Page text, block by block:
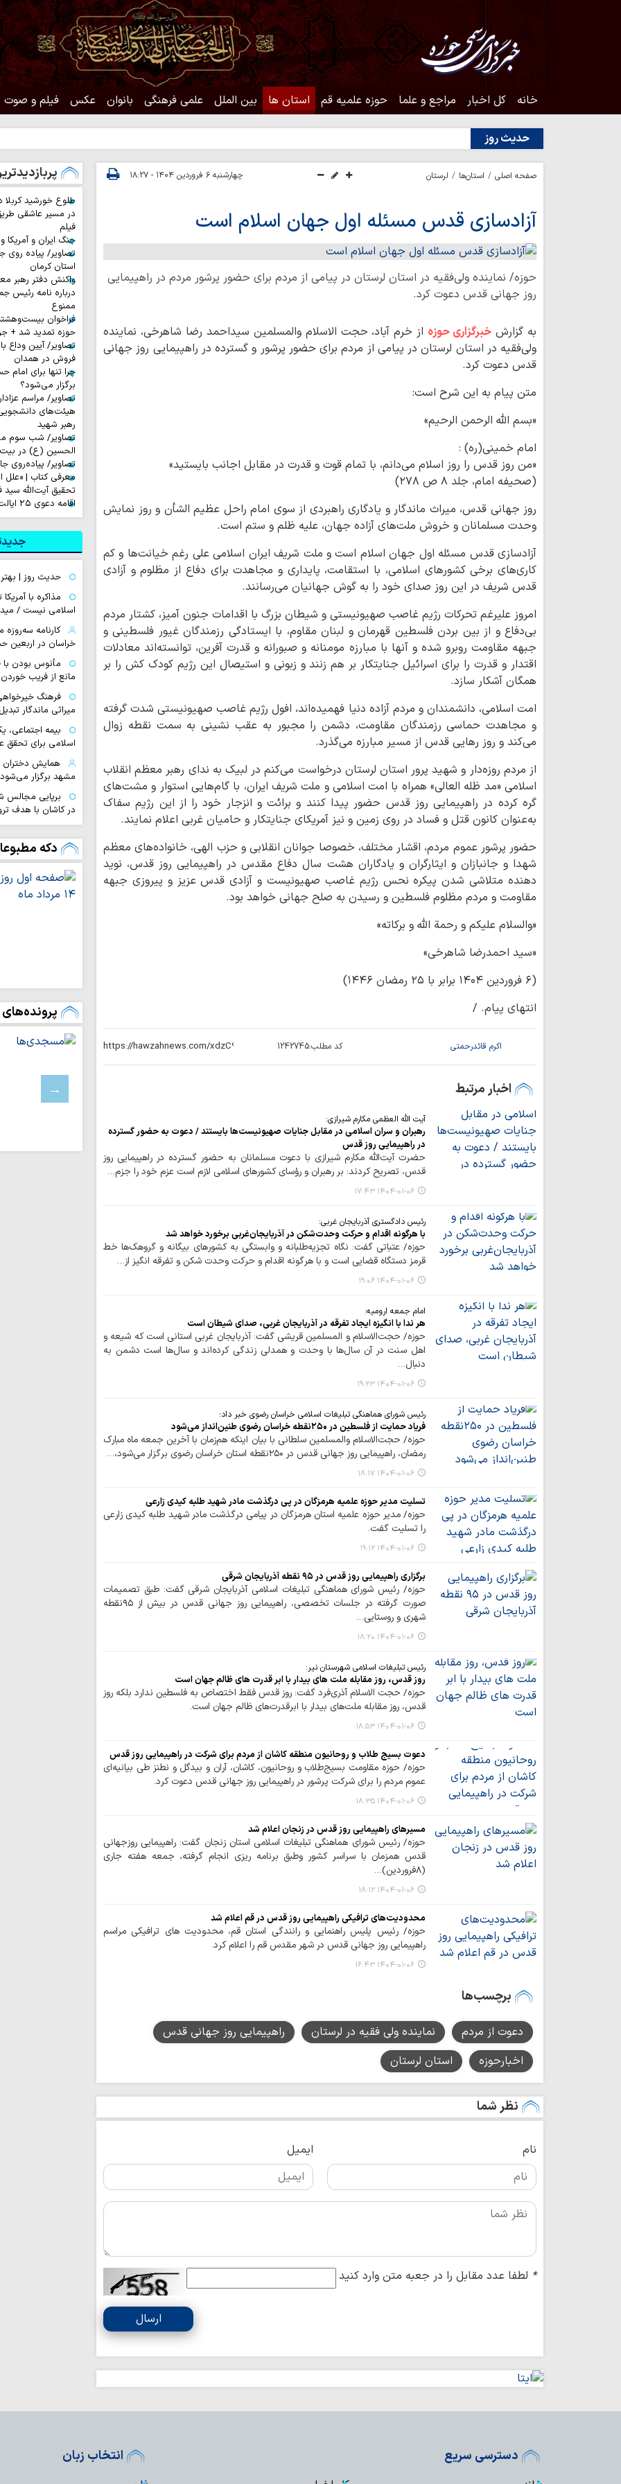
خانه کل اخبار مراجع و علما حوزه علمیه قم استان ها بین الملل علمی فرهنگی بانوان عکس فیلم و صوت
حدیث روز حدیث
صفحه اصلی استان‌ها لرستان چهارشنبه ۶ فروردین ۱۴۰۴ - ۱۸:۲۷
آزادسازی قدس مسئله اول جهان اسلام است
حوزه/ نماینده ولی‌فقیه در استان لرستان در پیامی از مردم برای حضور پرشور مردم در راهپیمایی
روز جهانی قدس دعوت کرد.
به گزارش خبرگزاری حوزه از خرم آباد، حجت الاسلام والمسلمین سیداحمد رضا شاهرخی، نماینده
ولی‌فقیه در استان لرستان در پیامی از مردم برای حضور پرشور و گسترده در راهپیمایی روز جهانی
قدس دعوت کرد.
متن پیام به این شرح است:
«بسم الله الرحمن الرحیم»
امام خمینی(ره) :
«من روز قدس را روز اسلام می‌دانم، با تمام قوت و قدرت در مقابل اجانب بایستید»
(صحیفه امام، جلد ۸ ص ۲۷۸)
روز جهانی قدس، میراث ماندگار و یادگاری راهبردی از سوی امام راحل عظیم الشأن و روز نمایش
وحدت مسلمانان و خروش ملت‌های آزاده جهان، علیه ظلم و ستم است.
آزادسازی قدس مسئله اول جهان اسلام است و ملت شریف ایران اسلامی علی رغم خیانت‌ها و کم
کاری‌های برخی کشورهای اسلامی، با استقامت، پایداری و مجاهدت برای دفاع از مظلوم و آزادی
قدس شریف در این روز صدای خود را به گوش جهانیان می‌رسانند.
امروز علیرغم تحرکات رژیم غاصب صهیونیستی و شیطان بزرگ با اقدامات جنون آمیز، کشتار مردم
بی‌دفاع و از بین بردن فلسطین قهرمان و لبنان مقاوم، با ایستادگی رزمندگان غیور فلسطینی و
جبهه مقاومت روبرو شده و آنها با مبارزه مومنانه و صبورانه و قدرت آفرین، توانسته‌اند معادلات
اقتدار و قدرت را برای اسرائیل جنایتکار بر هم زنند و زبونی و استیصال این رژیم کودک کش را بر
همگان آشکار سازد.
امت اسلامی، دانشمندان و مردم آزاده دنیا فهمیده‌اند، افول رژیم غاصب صهیونیستی شدت گرفته
و مجاهدت حماسی رزمندگان مقاومت، دشمن را مجبور به عقب نشینی به سمت نقطه زوال
می‌کند و روز رهایی قدس از مسیر مبارزه می‌گذرد.
از مردم روزه‌دار و شهید پرور استان لرستان درخواست می‌کنم در لبیک به ندای رهبر معظم انقلاب
اسلامی «مد ظله العالی» همراه با امت اسلامی و ملت شریف ایران، با گام‌هایی استوار و مشت‌های
گره کرده در راهپیمایی روز قدس حضور پیدا کنند و برائت و انزجار خود را از این رژیم سفاک
به‌عنوان کانون قتل و فساد در روی زمین و نیز آمریکای جنایتکار و حامیان غربی اعلام نمایند.
حضور پرشور عموم مردم، اقشار مختلف، خصوصا جوانان انقلابی و حزب الهی، خانواده‌های معظم
شهدا و جانبازان و ایثارگران و یادگاران هشت سال دفاع مقدس در راهپیمایی روز قدس، نوید
دهنده متلاشی شدن پیکره نحس رژیم غاصب صهیونیست و آزادی قدس عزیز و پیروزی جبهه
مقاومت و مردم مظلوم فلسطین و رسیدن به صلح جهانی خواهد بود.
«والسلام علیکم و رحمة الله و برکاته»
«سید احمدرضا شاهرخی»
(۶ فروردین ۱۴۰۴ برابر با ۲۵ رمضان ۱۴۴۶)
انتهای پیام. /
اکرم قائدرحمتی کد مطلب:1242745
اخبار مرتبط
آیت الله العظمی مکارم شیرازی:
رهبران و سران اسلامی در مقابل جنایات صهیونیست‌ها بایستند / دعوت به حضور گسترده
در راهپیمایی روز قدس
حضرت آیت‌الله مکارم شیرازی با دعوت مسلمانان به حضور گسترده در راهپیمایی روز
قدس، تصریح کردند: بر رهبران و رؤسای کشورهای اسلامی لازم است عزم خود را جزم…
۱۴۰۴-۰۱-۰۶ ۱۷:۴۳
رئیس دادگستری آذربایجان غربی:
با هرگونه اقدام و حرکت وحدت‌شکن در آذربایجان‌غربی برخورد خواهد شد
حوزه/ عتباتی گفت: نگاه تجزیه‌طلبانه و وابستگی به کشورهای بیگانه و گروهک‌ها خط
قرمز دستگاه قضایی است و با هرگونه اقدام و حرکت وحدت شکن و تفرقه انگیز از…
۱۴۰۴-۰۱-۰۶ ۱۹:۰۶
امام جمعه ارومیه:
هر ندا با انگیزه ایجاد تفرقه در آذربایجان‌ غربی، صدای شیطان است
حوزه/ حجت‌الاسلام و المسلمین قریشی گفت: آذربایجان‌ غربی استانی است که شیعه و
اهل سنت در آن سال‌ها با وحدت و همدلی زندگی کرده‌اند و سال‌ها است دشمن به
دنبال…
۱۴۰۴-۰۱-۰۶ ۱۹:۲۳
رئیس شورای هماهنگی تبلیغات اسلامی خراسان رضوی خبر داد؛
فریاد حمایت از فلسطین در ۲۵۰نقطه خراسان رضوی طنین‌انداز می‌شود
حوزه/ حجت‌الاسلام والمسلمین سلطانی با بیان اینکه هم‌زمان با آخرین جمعه ماه مبارک
رمضان، راهپیمایی روز جهانی قدس در ۲۵۰نقطه استان خراسان رضوی برگزار می‌شود،…
۱۴۰۴-۰۱-۰۶ ۱۸:۱۷
تسلیت مدیر حوزه علمیه هرمزگان در پی درگذشت مادر شهید طلبه کیدی زارعی
حوزه/ مدیر حوزه‌ علمیه استان هرمزگان در پیامی درگذشت مادر شهید طلبه کیدی زارعی
را تسلیت گفت.
۱۴۰۴-۰۱-۰۶ ۱۹:۱۲
برگزاری راهپیمایی روز قدس در ۹۵ نقطه آذربایجان شرقی
حوزه/ رئیس شورای هماهنگی تبلیغات اسلامی آذربایجان شرقی گفت: طبق تصمیمات
صورت گرفته در جلسات تخصصی، راهپیمایی روز جهانی قدس در بیش از ۹۵نقطه
شهری و روستایی…
۱۴۰۴-۰۱-۰۶ ۱۸:۲۰
رئیس تبلیغات اسلامی شهرستان نیر:
روز قدس، روز مقابله ملت های بیدار با ابر قدرت های ظالم جهان است
حوزه/ حجت الاسلام آذری‌فرد گفت: روز قدس فقط اختصاص به فلسطین ندارد بلکه روز
قدس، روز مقابله ملت‌های بیدار با ابرقدرت‌های ظالم جهان است.
۱۴۰۴-۰۱-۰۶ ۱۸:۵۳
دعوت بسیج طلاب و روحانیون منطقه کاشان از مردم برای شرکت در راهپیمایی روز قدس
حوزه/ حوزه مقاومت بسیج‌طلاب‌ و روحانیون، کاشان، آران و بیدگل و نطنز طی بیانیه‌ای
عموم مردم را برای شرکت پرشور در راهپیمایی روز جهانی قدس دعوت کرد.
۱۴۰۴-۰۱-۰۶ ۱۸:۳۵
مسیرهای راهپیمایی روز قدس در زنجان اعلام شد
حوزه/ رئیس شورای هماهنگی تبلیغات اسلامی استان زنجان گفت: راهپیمایی روزجهانی
قدس همزمان با سراسر کشور وطبق برنامه ریزی انجام گرفته، جمعه هفته جاری
(۸فروردین)…
۱۴۰۴-۰۱-۰۶ ۱۸:۱۲
محدودیت‌های ترافیکی راهپیمایی روز قدس در قم اعلام شد
حوزه/ رئیس پلیس راهنمایی و رانندگی استان قم، محدودیت های ترافیکی مراسم
راهپیمایی روز جهانی قدس در شهر مقدس قم را اعلام کرد.
۱۴۰۴-۰۱-۰۶ ۱۶:۴۳
برچسب‌ها
دعوت از مردم نماینده ولی فقیه در لرستان
راهپیمایی روز جهانی قدس
اخبارحوزه
استان لرستان
نظر شما
نام ایمیل
* لطفا عدد مقابل را در جعبه متن وارد کنید
ارسال
طلوع خورشید کربلا
در مسیر عاشقی
فیلم
جنگ ایران و آمریکا
تصاویر/ پیاده روی
استان کرمان
واکنش دفتر رهبر
درباره نامه رئیس
ممنوع
فراخوان
حوزه تمدید شد +
تصاویر/ آیین وداع
فروش در همدان
چرا تنها برای
برگزار می‌شود؟
تصاویر/ مراسم
هیئت‌های
رهبر شهید
تصاویر/ شب سوم
الحسین (ع) در بیت
تصاویر/ پیاده‌روی
معرفی کتاب | «علل
تحقیق آیت‌الله سید
اقامه دعوی ۲۵ ایالت آمریکا علیه ترامپ
حدیث روز |
مذاکره با
اسلامی نیست /
کارنامه
خراسان در اربعین
مأنوس بودن با
مانع از فریب
فرهنگ
میراثی ماندگار
بیمه اجتماعی،
اسلامی برای تحقق
مشهد برگزار می‌شود
برپایی مجالس
در کاشان با هدف
خواهران کوهدشت
جهاد تبیین
جوان برای
ارائه ۵
وحدت در جمهوری
کرامت انسانی
الهی دارد
مردم آن، حکومت
تلاش نافرجام
دکه
پرونده‌های
دسترسی سریع انتخاب زبان